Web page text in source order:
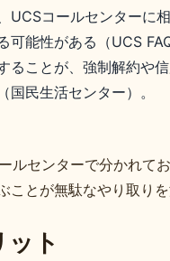
UCSコールセンターに
可能性がある（UCS
ることが、強制解約や
国民生活センター）。
ルセンターで分かれて
ことが無駄なやり取り
ト